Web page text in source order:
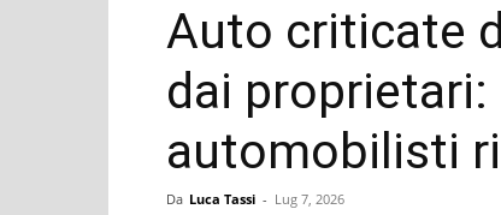
Auto criticate
dai
automobilisti
Da Luca Tassi - Lug 7, 2026